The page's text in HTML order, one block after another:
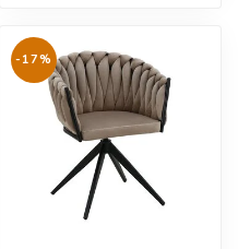
-17%